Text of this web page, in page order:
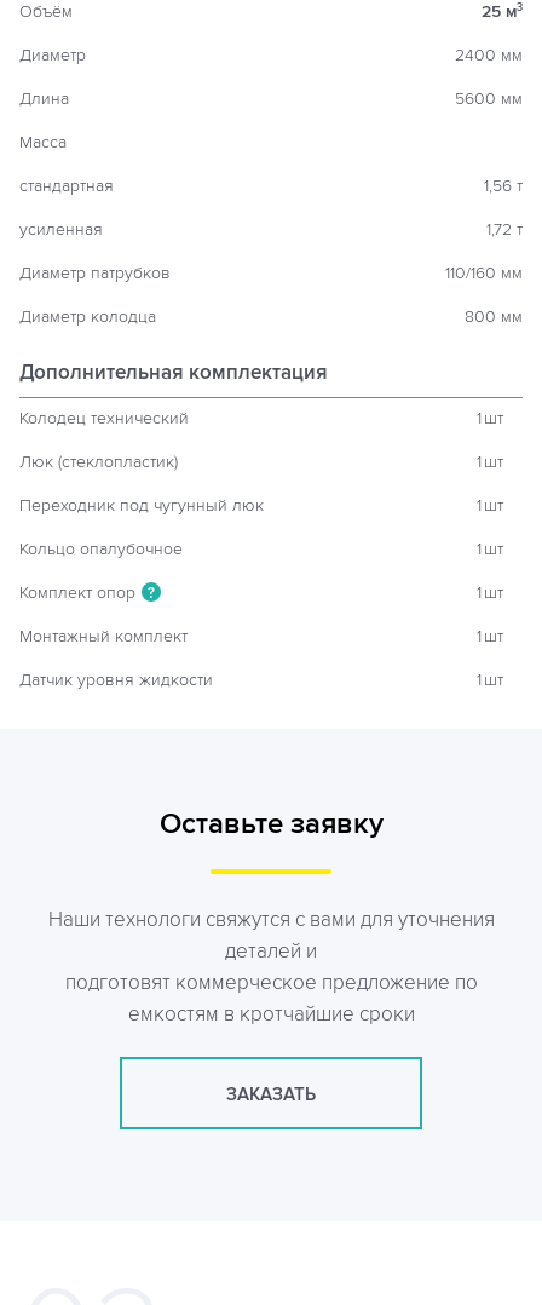
Объём 25 м3
Диаметр 2400 мм
Длина 5600 мм
Масса
стандартная 1,56 т
усиленная 1,72 т
Диаметр патрубков 110/160 мм
Диаметр колодца 800 мм
Дополнительная комплектация
Колодец технический 1шт
Люк (стеклопластик) 1шт
Переходник под чугунный люк 1шт
Кольцо опалубочное 1шт
Комплект опор ? 1шт
Монтажный комплект 1шт
Датчик уровня жидкости 1шт
Оставьте заявку
Наши технологи свяжутся с вами для уточнения
деталей и
подготовят коммерческое предложение по
емкостям в кротчайшие сроки
ЗАКАЗАТЬ